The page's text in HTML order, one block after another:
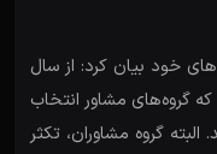
خود بیان کرد: از سال
گروه‌های مشاور انتخاب
گروه مشاوران، تکثر